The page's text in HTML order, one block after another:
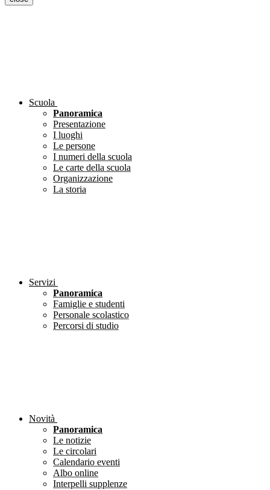
Scuola
Panoramica
Presentazione
I luoghi
Le persone
I numeri della scuola
Le carte della scuola
Organizzazione
La storia
Servizi
Panoramica
Famiglie e studenti
Personale scolastico
Percorsi di studio
Novità
Panoramica
Le notizie
Le circolari
Calendario eventi
Albo online
Interpelli supplenze